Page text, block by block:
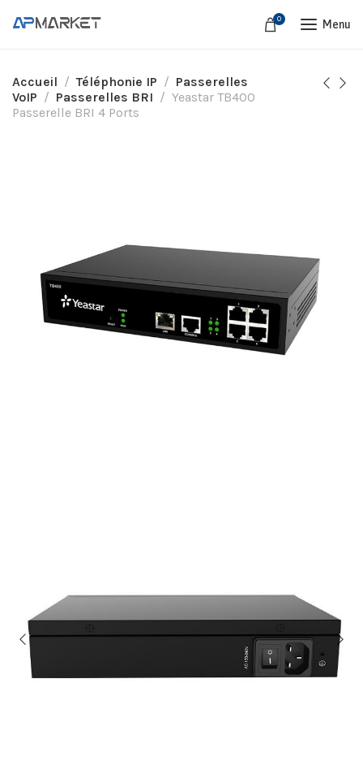
0 Menu
Accueil Téléphonie IP
Passerelles
VoIP
Passerelles BRI
Yeastar TB400
Passerelle BRI 4 Ports